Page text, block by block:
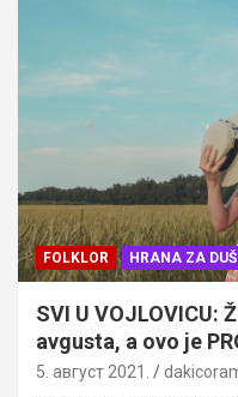
FOLKLOR HRANA ZA
SVI U VOJLOVICU:
avgusta, a ovo je
5. август 2021.